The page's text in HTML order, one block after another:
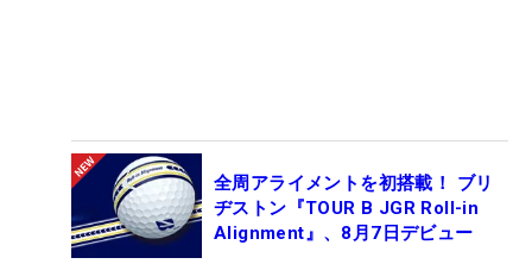
全周アライメントを初搭載！ ブリ
ヂストン『TOUR B JGR Roll-in
Alignment』、8月7日デビュー